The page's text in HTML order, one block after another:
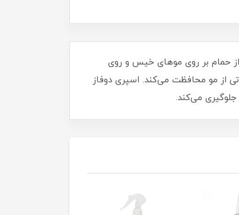
حمام بر روی موهای خیس و روی
از مو محافظت می‌کند. اسپری دوفاز
می‌کند.